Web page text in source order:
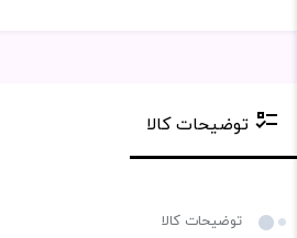
توضیحات کالا
توضیحات کالا